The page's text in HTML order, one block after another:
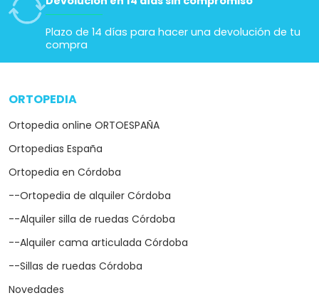
Plazo de 14 días para hacer una devolución de tu
compra
ORTOPEDIA
Ortopedia online ORTOESPAÑA
Ortopedias España
Ortopedia en Córdoba
--Ortopedia de alquiler Córdoba
--Alquiler silla de ruedas Córdoba
--Alquiler cama articulada Córdoba
--Sillas de ruedas Córdoba
Novedades